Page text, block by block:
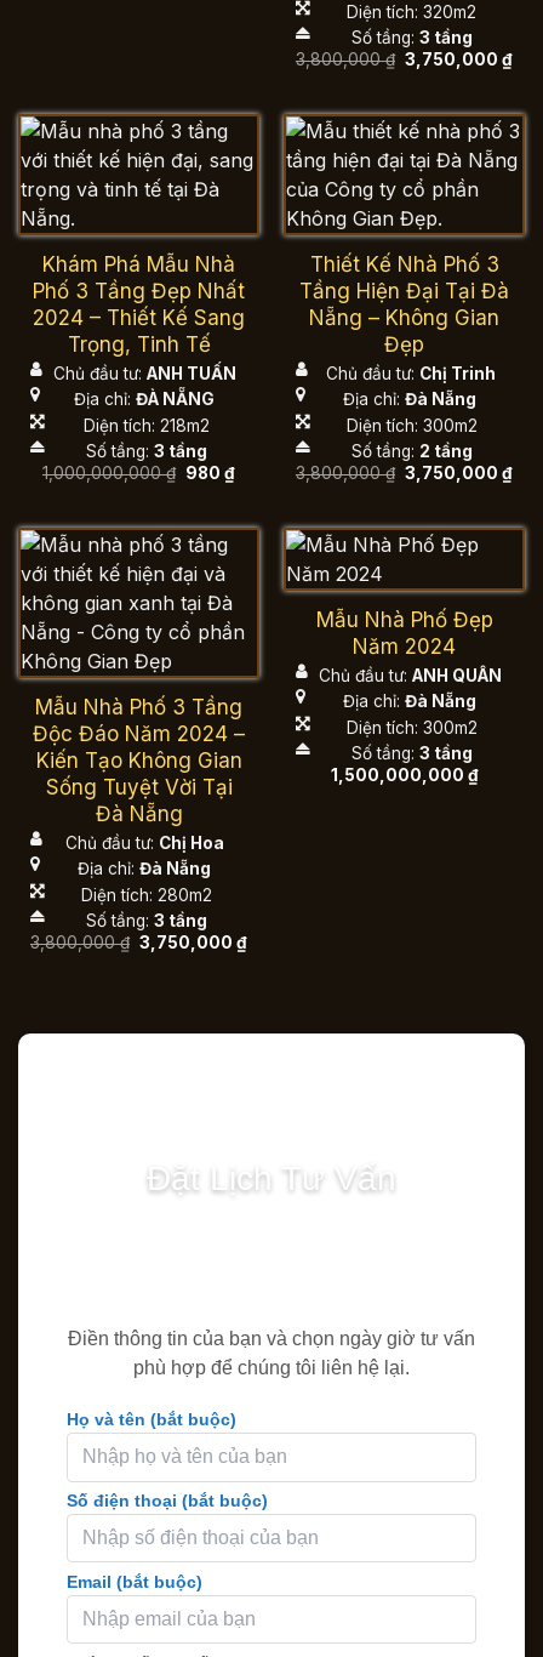
3,750,000 ₫.
Diện tích: 320m2
Số tầng: 3 tầng
3,800,000₫ Giá
gốc
3,750,000₫Giá
Khám Phá Mẫu Nhà
Phố 3 Tầng Đẹp Nhất
2024 – Thiết Kế Sang
Trọng, Tinh Tế
Chủ đầu tư: ANH TUẤN
Địa chỉ: ĐÀ NẴNG
Diện tích: 218m2
Số tầng: 3 tầng
1,000,000,000₫ Giá
980₫Giá
980 ₫.
Thiết Kế Nhà Phố 3
Tầng Hiện Đại Tại Đà
Nẵng – Không Gian
Đẹp
Chủ đầu tư: Chị Trinh
Địa chỉ: Đà Nẵng
Diện tích: 300m2
Số tầng: 2 tầng
3,800,000₫ Giá
gốc
3,750,000₫Giá
Mẫu Nhà Phố 3 Tầng
Độc Đáo Năm 2024 –
Kiến Tạo Không Gian
Sống Tuyệt Vời Tại
Đà Nẵng
Chủ đầu tư: Chị Hoa
Địa chỉ: Đà Nẵng
Diện tích: 280m2
Số tầng: 3 tầng
3,800,000₫ Giá
gốc
3,750,000₫Giá
Mẫu Nhà Phố Đẹp
Năm 2024
Chủ đầu tư: ANH QUÂN
Địa chỉ: Đà Nẵng
Diện tích: 300m2
Số tầng: 3 tầng
1,500,000,000 ₫
Đặt Lịch Tư Vấn
Điền thông tin của bạn và chọn ngày giờ tư vấn
phù hợp để chúng tôi liên hệ lại.
Họ và tên (bắt buộc)
Số điện thoại (bắt buộc)
Email (bắt buộc)